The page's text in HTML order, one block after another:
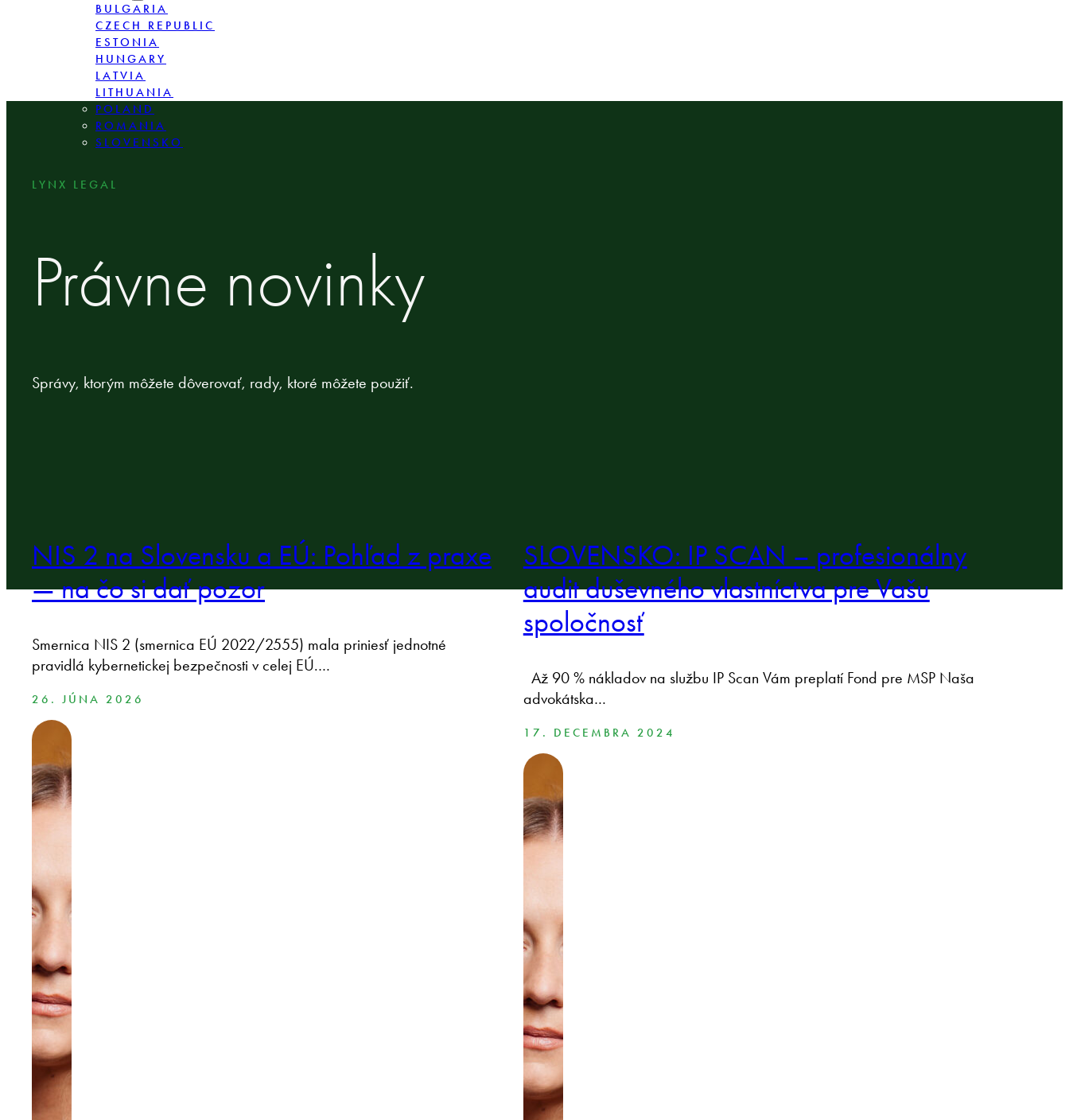
BULGARIA
CZECH REPUBLIC
ESTONIA
HUNGARY
LATVIA
LITHUANIA
POLAND
ROMANIA
SLOVENSKO
LYNX LEGAL
Právne novinky
Správy, ktorým môžete dôverovať, rady, ktoré môžete použiť.
NIS 2 na Slovensku a EÚ: Pohľad z praxe
— na čo si dať pozor
Smernica NIS 2 (smernica EÚ 2022/2555) mala priniesť jednotné
pravidlá kybernetickej bezpečnosti v celej EÚ.…
26. JÚNA 2026
SLOVENSKO: IP SCAN – profesionálny
audit duševného vlastníctva pre Vašu
spoločnosť
Až 90 % nákladov na službu IP Scan Vám preplatí Fond pre MSP Naša
advokátska…
17. DECEMBRA 2024